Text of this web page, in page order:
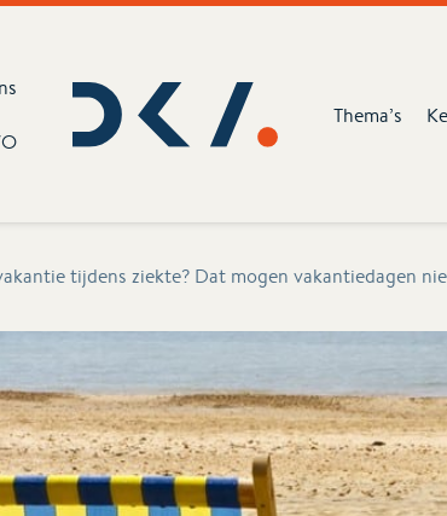
Thema’s
tijdens ziekte? Dat mogen vakantiedagen